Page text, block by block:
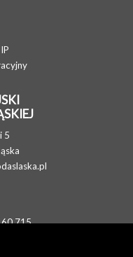
5
60 715